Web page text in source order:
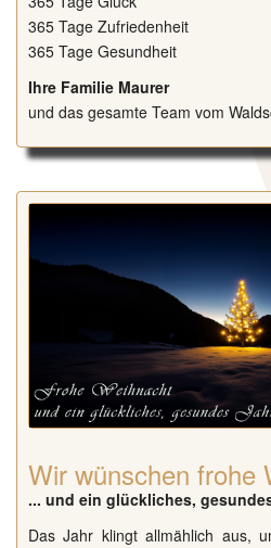
365 Tage Zufriedenheit
365 Tage Gesundheit
Ihre Familie Maurer
und das gesamte Team vom
Wir wünschen frohe
... und ein glückliches,
Das Jahr klingt allmählich aus,